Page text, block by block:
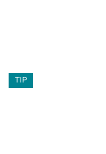
TIP